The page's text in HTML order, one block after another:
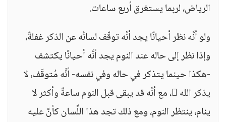
الرياض، لربما يستغرق أربع ساعات.
ولو أنَّه نظر أحيانًا يجد أنَّه توقّف لسانُه عن الذكر غفلةً،
وإذا نظر إلى حاله عند النوم يجد أنَّه أحيانًا يكتشف
-هكذا حينما يتذكر في حاله وفي نفسه- أنَّه مُتوقّف، لا
يذكر الله ، مع أنَّه قد يبقى قبل النوم ساعةً وأكثر لا
ينام، ينتظر النوم، ومع ذلك تجد هذا اللِّسان كأنَّ عليه